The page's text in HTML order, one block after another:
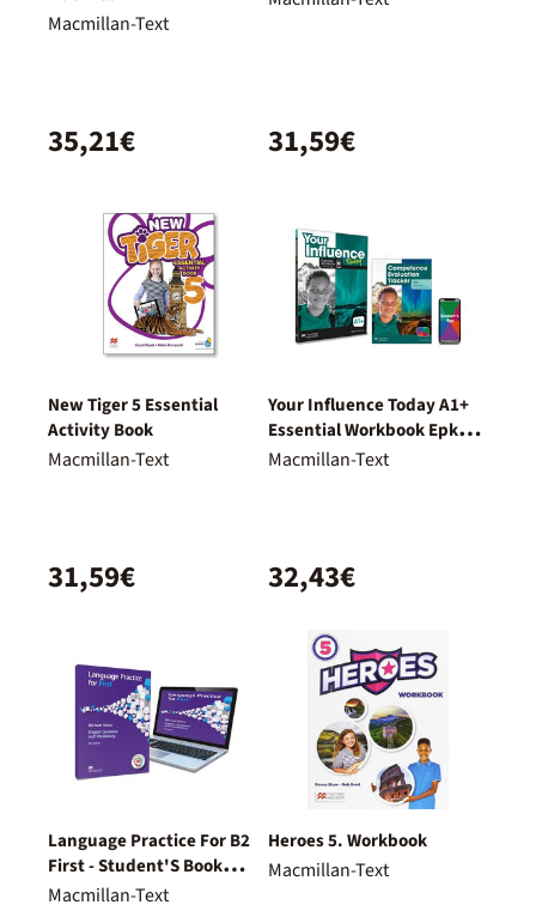
Macmillan-Text
35,21€ 31,59€
New Tiger 5 Essential
Activity Book
Macmillan-Text
31,59€
Your Influence Today A1+
Essential Workbook Epk
(Edición En Inglés)
Macmillan-Text
32,43€
Language Practice For B2
First - Student'S Book
Without Answer Key. New
Macmillan-Text
Heroes 5. Workbook
Macmillan-Text